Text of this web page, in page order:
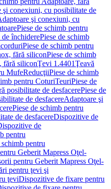
şi conexiuni, cu posibilitate de
şi conexiuni, cu
Piese de schimb pentru
închiderePiese de schimb
Piese de schimb pentru
fără siliconPiese de schimb
fără siliconŢevi 1.4401Ţeavă
MufeReducţiiPiese de schimb
pentru CoturiTeuriPiese de
posibilitate de desfacerePiese de
de desfacereAdaptoare şi
Piese de schimb pentru
de desfacereDispozitive de
de
pentru
schimb pentru
Geberit Mapress Oţel-
pentru Geberit Mapress Oţel-
pentru ţevi şi
ţeviDispozitive de fixare pentru